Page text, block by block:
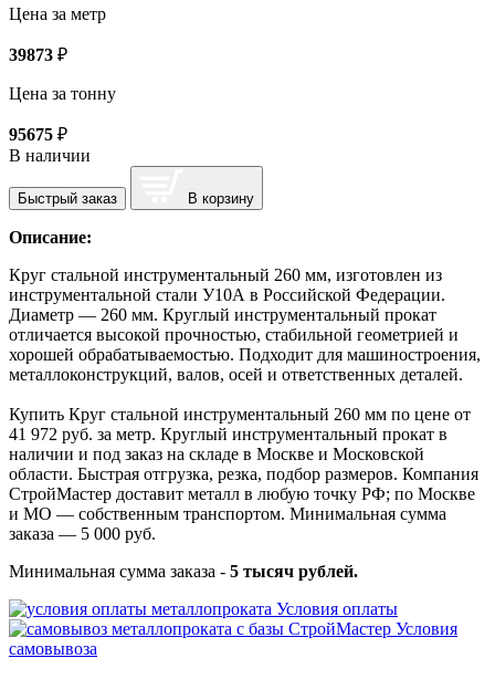
Цена за метр
39873 ₽
Цена за тонну
95675 ₽
В наличии
Быстрый заказ В корзину
Описание:
Круг стальной инструментальный 260 мм, изготовлен из
инструментальной стали У10А в Российской Федерации.
Диаметр — 260 мм. Круглый инструментальный прокат
отличается высокой прочностью, стабильной геометрией и
хорошей обрабатываемостью. Подходит для машиностроения,
металлоконструкций, валов, осей и ответственных деталей.
Купить Круг стальной инструментальный 260 мм по цене от
41 972 руб. за метр. Круглый инструментальный прокат в
наличии и под заказ на складе в Москве и Московской
области. Быстрая отгрузка, резка, подбор размеров. Компания
СтройМастер доставит металл в любую точку РФ; по Москве
и МО — собственным транспортом. Минимальная сумма
заказа — 5 000 руб.
Минимальная сумма заказа - 5 тысяч рублей.
Условия оплаты
Условия
самовывоза